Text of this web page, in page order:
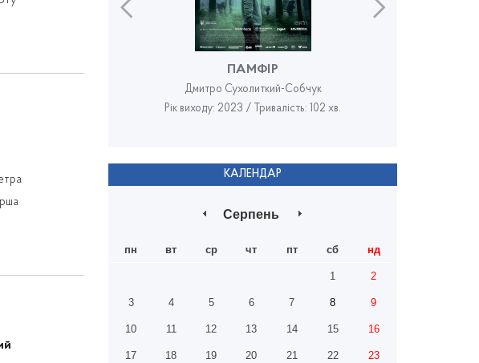
ПАМФІР
Дмитро Сухолиткий-Собчук
Рік виходу: 2023 / Тривалість: 102 хв.
КАЛЕНДАР
Серпень
пн вт ср чт пт сб нд
1 2
3 4 5 6 7 8 9
10 11 12 13 14 15 16
17 18 19 20 21 22 23